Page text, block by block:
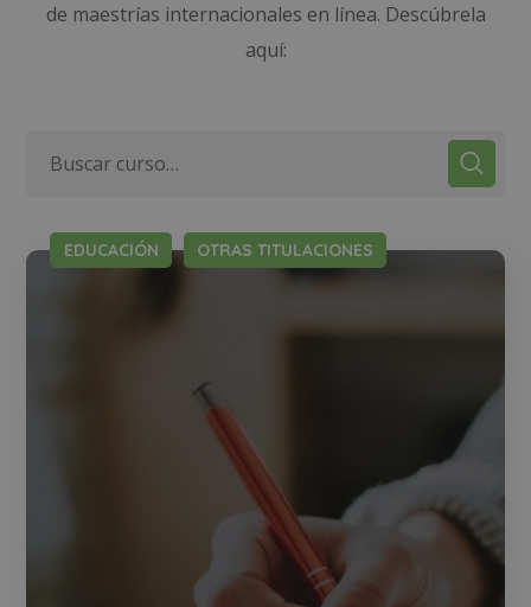
de maestrías internacionales en línea. Descúbrela
aquí:
EDUCACIÓN OTRAS TITULACIONES